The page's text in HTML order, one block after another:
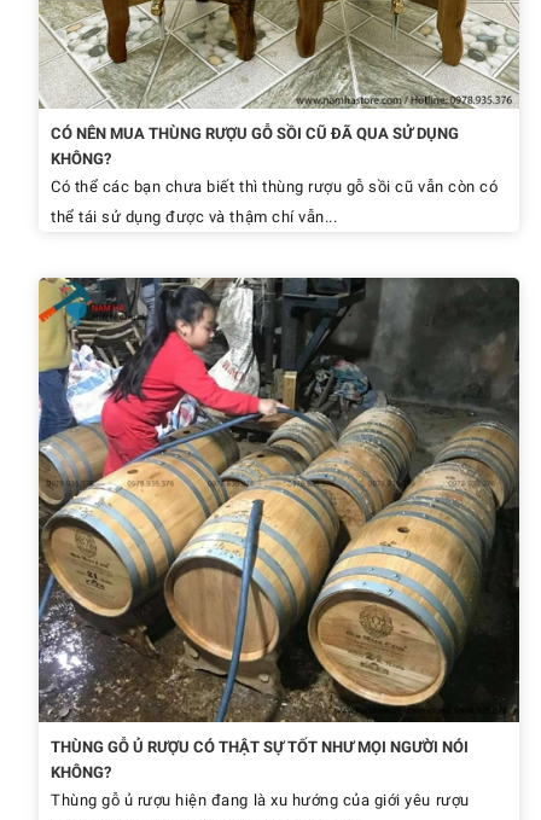
CÓ NÊN MUA THÙNG RƯỢU GỖ SỒI CŨ ĐÃ QUA SỬ DỤNG
KHÔNG?
Có thể các bạn chưa biết thì thùng rượu gỗ sồi cũ vẫn còn có
thể tái sử dụng được và thậm chí vẫn...
THÙNG GỖ Ủ RƯỢU CÓ THẬT SỰ TỐT NHƯ MỌI NGƯỜI NÓI
KHÔNG?
Thùng gỗ ủ rượu hiện đang là xu hướng của giới yêu rượu